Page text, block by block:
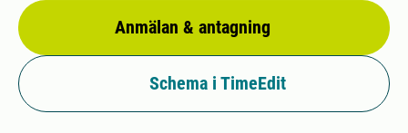
Anmälan & antagning
Schema i TimeEdit